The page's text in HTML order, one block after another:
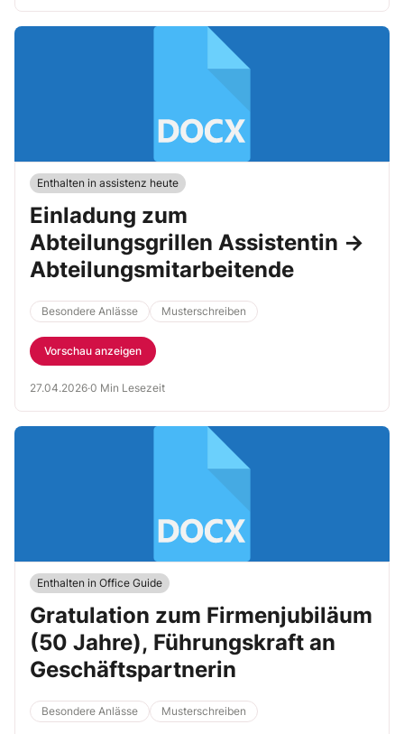
Enthalten in assistenz heute
Einladung zum
Abteilungsgrillen Assistentin →
Abteilungsmitarbeitende
Besondere Anlässe Musterschreiben
Vorschau anzeigen
27.04.2026·0 Min Lesezeit
Enthalten in Office Guide
Gratulation zum Firmenjubiläum
(50 Jahre), Führungskraft an
Geschäftspartnerin
Besondere Anlässe Musterschreiben